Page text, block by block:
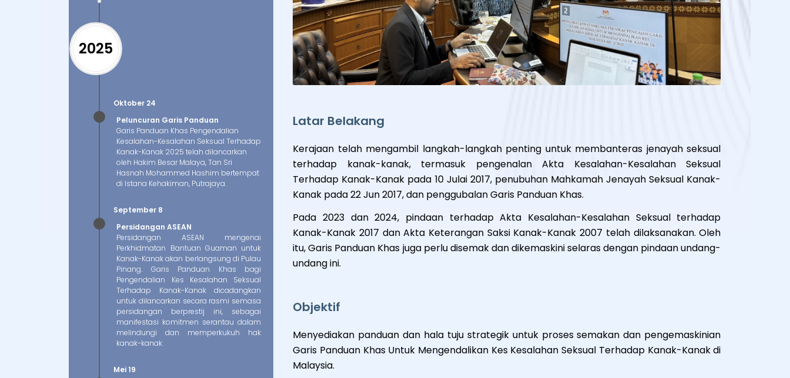
2025
Oktober 24
Peluncuran Garis Panduan
Garis Panduan Khas Pengendalian
Kesalahan-Kesalahan Seksual Terhadap
Kanak-Kanak 2025 telah dilancarkan
oleh Hakim Besar Malaya, Tan Sri
Hasnah Mohammed Hashim bertempat
di Istana Kehakiman, Putrajaya.
September 8
Persidangan ASEAN
Persidangan ASEAN mengenai
Perkhidmatan Bantuan Guaman untuk
Kanak-Kanak akan berlangsung di Pulau
Pinang. Garis Panduan Khas bagi
Pengendalian Kes Kesalahan Seksual
Terhadap Kanak-Kanak dicadangkan
untuk dilancarkan secara rasmi semasa
persidangan berprestij ini, sebagai
manifestasi komitmen serantau dalam
melindungi dan memperkukuh hak
kanak-kanak.
Mei 19
Latar Belakang
Kerajaan telah mengambil langkah-langkah penting untuk membanteras jenayah seksual
terhadap kanak-kanak, termasuk pengenalan Akta Kesalahan-Kesalahan Seksual
Terhadap Kanak-Kanak pada 10 Julai 2017, penubuhan Mahkamah Jenayah Seksual Kanak-
Kanak pada 22 Jun 2017, dan penggubalan Garis Panduan Khas.
Pada 2023 dan 2024, pindaan terhadap Akta Kesalahan-Kesalahan Seksual terhadap
Kanak-Kanak 2017 dan Akta Keterangan Saksi Kanak-Kanak 2007 telah dilaksanakan. Oleh
itu, Garis Panduan Khas juga perlu disemak dan dikemaskini selaras dengan pindaan undang-
undang ini.
Objektif
Menyediakan panduan dan hala tuju strategik untuk proses semakan dan pengemaskinian
Garis Panduan Khas Untuk Mengendalikan Kes Kesalahan Seksual Terhadap Kanak-Kanak di
Malaysia.